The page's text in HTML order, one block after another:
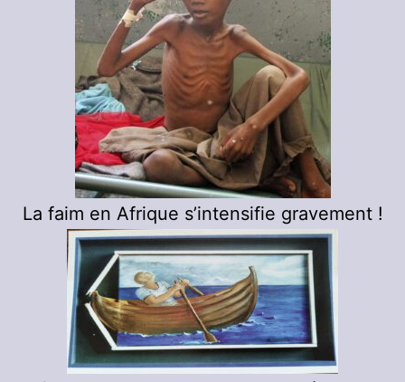
La faim en Afrique s’intensifie gravement !